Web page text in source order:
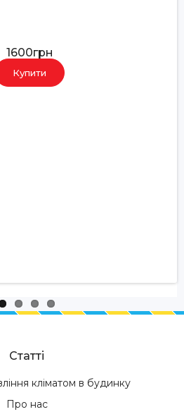
1600грн
Купити
Статті
кліматом в будинку
Про нас